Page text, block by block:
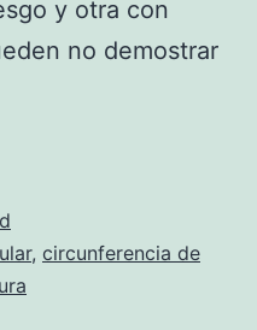
y otra con
no demostrar
, circunferencia de